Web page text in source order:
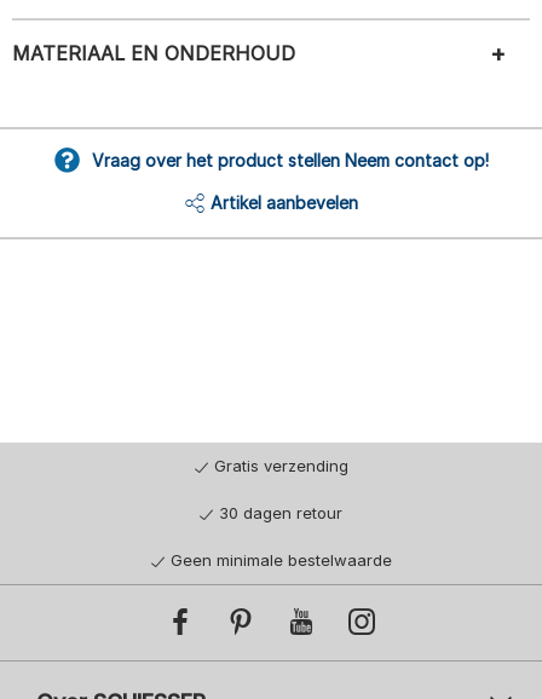
MATERIAAL EN ONDERHOUD
Vraag over het product stellen Neem contact op!
Artikel aanbevelen
Gratis verzending
30 dagen retour
Geen minimale bestelwaarde